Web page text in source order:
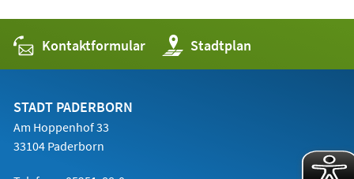
Kontaktformular Stadtplan
(Öffnet
in
einem
STADT PADERBORN
Am Hoppenhof 33
33104 Paderborn